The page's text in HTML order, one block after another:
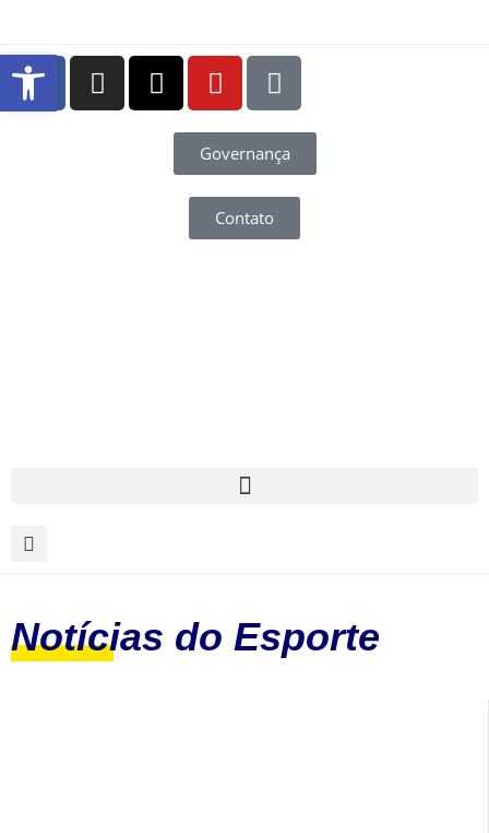
Governança
Contato
Notícias do Esporte
Abrir a barra de ferramentas